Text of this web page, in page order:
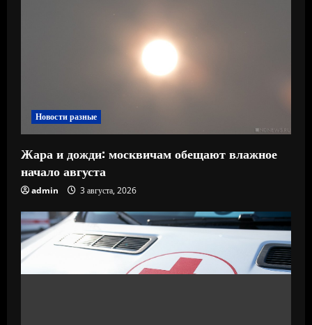
Новости разные
Жара и дожди: москвичам обещают влажное
начало августа
admin 3 августа, 2026